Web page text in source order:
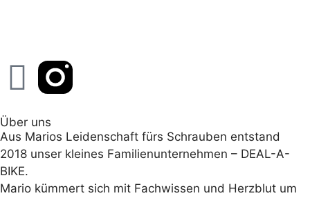
Über uns
Aus Marios Leidenschaft fürs Schrauben entstand
2018 unser kleines Familienunternehmen – DEAL-A-
BIKE.
Mario kümmert sich mit Fachwissen und Herzblut um